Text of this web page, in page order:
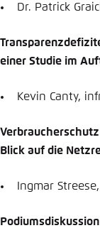
Dr. Patrick
einer Studie im
Kevin Canty,
Blick auf die
Ingmar
Podiumsdiskussion